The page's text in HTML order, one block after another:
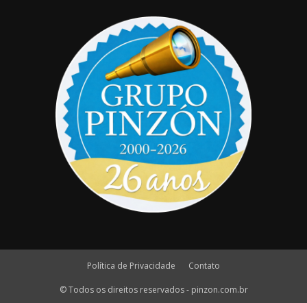
Política de Privacidade Contato
© Todos os direitos reservados - pinzon.com.br